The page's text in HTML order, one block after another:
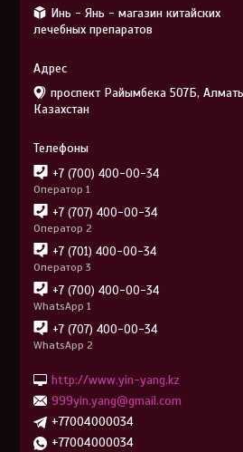
Инь - Янь - магазин китайских
лечебных препаратов
проспект Райымбека 507Б,
Казахстан
+7 (700) 400-00-34
Оператор 1
+7 (707) 400-00-34
Оператор 2
+7 (701) 400-00-34
Оператор 3
+7 (700) 400-00-34
WhatsApp 1
+7 (707) 400-00-34
WhatsApp 2
http://www.yin-yang.kz
999yin.yang@gmail.com
+77004000034
+77004000034